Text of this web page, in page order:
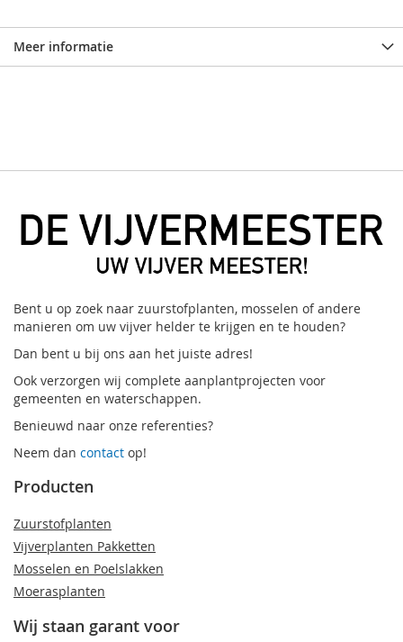
Meer informatie
Bent u op zoek naar zuurstofplanten, mosselen of andere
manieren om uw vijver helder te krijgen en te houden?
Dan bent u bij ons aan het juiste adres!
Ook verzorgen wij complete aanplantprojecten voor
gemeenten en waterschappen.
Benieuwd naar onze referenties?
Neem dan contact op!
Producten
Zuurstofplanten
Vijverplanten Pakketten
Mosselen en Poelslakken
Moerasplanten
Wij staan garant voor